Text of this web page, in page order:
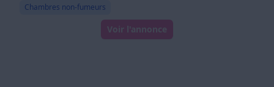
Chambres non-fumeurs
Voir l'annonce